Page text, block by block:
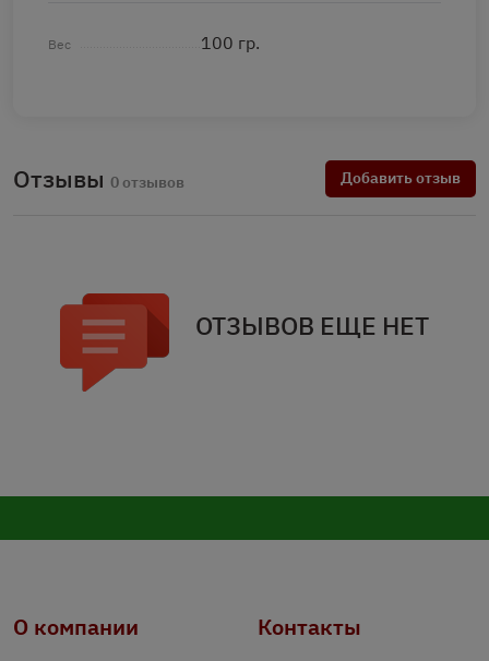
Вес 100 гр.
Отзывы 0 отзывов Добавить отзыв
ОТЗЫВОВ ЕЩЕ НЕТ
О компании Контакты